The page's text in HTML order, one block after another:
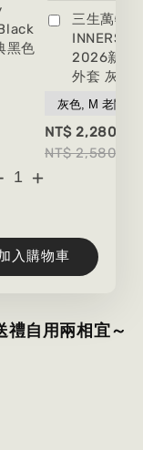
黑色
+
三生萬物
2026新版
外套 灰色
NT$ 2,280
NT$ 2,580
入購物車
禮自用兩相宜～